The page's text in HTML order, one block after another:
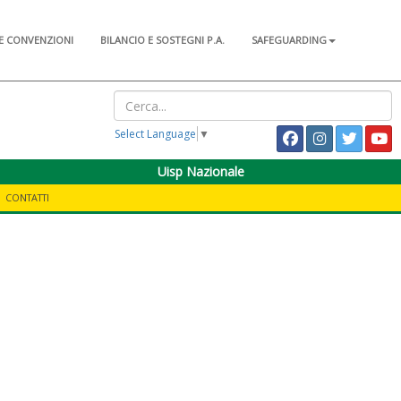
CONVENZIONI BILANCIO E SOSTEGNI P.A.
SAFEGUARDING
Select Language ▼
Uisp Nazionale
CONTATTI